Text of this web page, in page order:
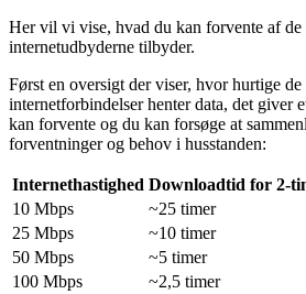
Her vil vi vise, hvad du kan forvente af de
internetudbyderne tilbyder.
Først en oversigt der viser, hvor hurtige
internetforbindelser henter data, det giver
kan forvente og du kan forsøge at
forventninger og behov i husstanden:
Internethastighed Downloadtid for 2-
10 Mbps
~25 timer
25 Mbps
~10 timer
50 Mbps
~5 timer
100 Mbps
~2,5 timer